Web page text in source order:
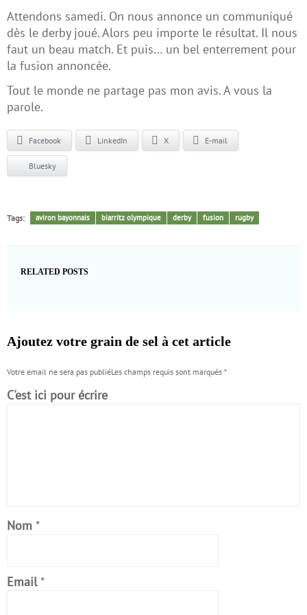
Attendons samedi. On nous annonce un communiqué
dès le derby joué. Alors peu importe le résultat. Il nous
faut un beau match. Et puis… un bel enterrement pour
la fusion annoncée.
Tout le monde ne partage pas mon avis. A vous la
parole.
Facebook LinkedIn X E-mail
Bluesky
Tags: aviron bayonnais biarritz olympique derby fusion rugby
RELATED POSTS
Ajoutez votre grain de sel à cet article
Votre email ne sera pas publiéLes champs requis sont marqués *
C'est ici pour écrire
Nom *
Email *